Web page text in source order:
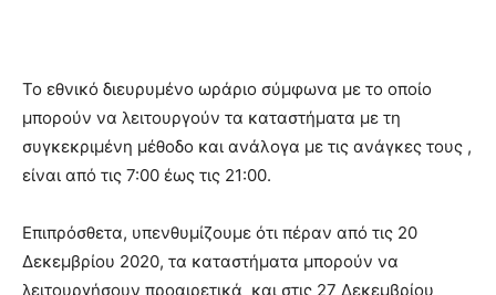
Το εθνικό διευρυμένο ωράριο σύμφωνα με το οποίο
μπορούν να λειτουργούν τα καταστήματα με τη
συγκεκριμένη μέθοδο και ανάλογα με τις ανάγκες τους ,
είναι από τις 7:00 έως τις 21:00.
Επιπρόσθετα, υπενθυμίζουμε ότι πέραν από τις 20
Δεκεμβρίου 2020, τα καταστήματα μπορούν να
λειτουργήσουν προαιρετικά και στις 27 Δεκεμβρίου